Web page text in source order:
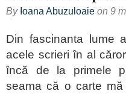
By Ioana Abuzuloaie on 9
Din fascinanta lume
acele scrieri în al
încă de la primele
seama că o carte